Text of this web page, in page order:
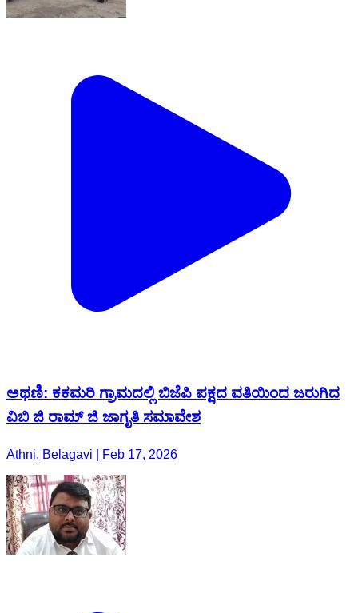
ಅಥಣಿ: ಕಕಮರಿ ಗ್ರಾಮದಲ್ಲಿ ಬಿಜೆಪಿ ಪಕ್ಷದ ವತಿಯಿಂದ ಜರುಗಿದ
ವಿಬಿ ಜಿ ರಾಮ್ ಜಿ ಜಾಗೃತಿ ಸಮಾವೇಶ
Athni, Belagavi | Feb 17, 2026